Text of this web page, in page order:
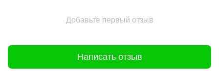
Добавьте первый отзыв
Написать отзыв